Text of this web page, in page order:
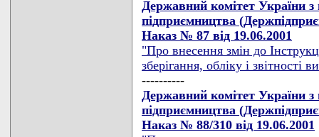
Державний комітет України з
підприємництва
Наказ № 87 від 19.06.2001
"Про внесення змін до
зберігання, обліку і звітності
----------
Державний комітет України з
підприємництва
Наказ № 88/310 від 19.06.2001